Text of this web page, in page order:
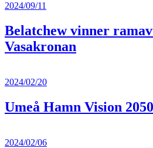
2024/09/11
Belatchew vinner
Vasakronan
2024/02/20
Umeå Hamn Vision 2050
2024/02/06